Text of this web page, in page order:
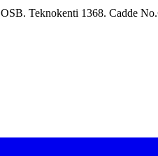
Teknokenti 1368. Cadde